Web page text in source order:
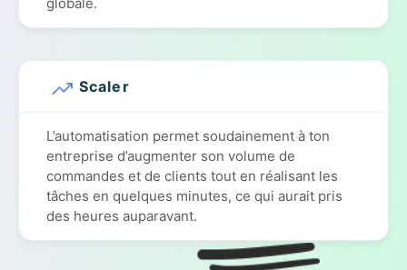
Scaler
L’automatisation permet soudainement à ton
entreprise d’augmenter son volume de
commandes et de clients tout en réalisant les
tâches en quelques minutes, ce qui aurait pris
des heures auparavant.